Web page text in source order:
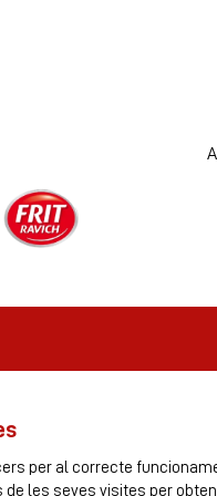
per al correcte
de les seves visites per